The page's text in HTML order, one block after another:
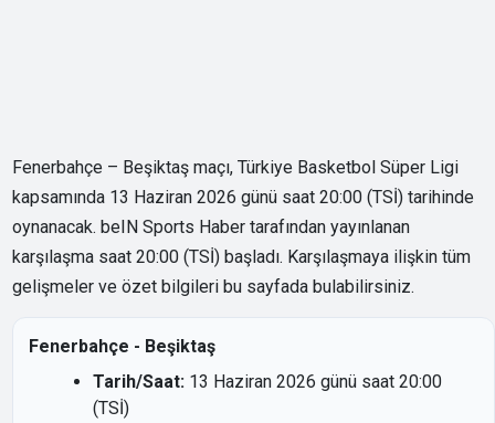
Fenerbahçe – Beşiktaş maçı, Türkiye Basketbol Süper Ligi
kapsamında 13 Haziran 2026 günü saat 20:00 (TSİ) tarihinde
oynanacak. beIN Sports Haber tarafından yayınlanan
karşılaşma saat 20:00 (TSİ) başladı. Karşılaşmaya ilişkin tüm
gelişmeler ve özet bilgileri bu sayfada bulabilirsiniz.
Fenerbahçe - Beşiktaş
Tarih/Saat: 13 Haziran 2026 günü saat 20:00
(TSİ)